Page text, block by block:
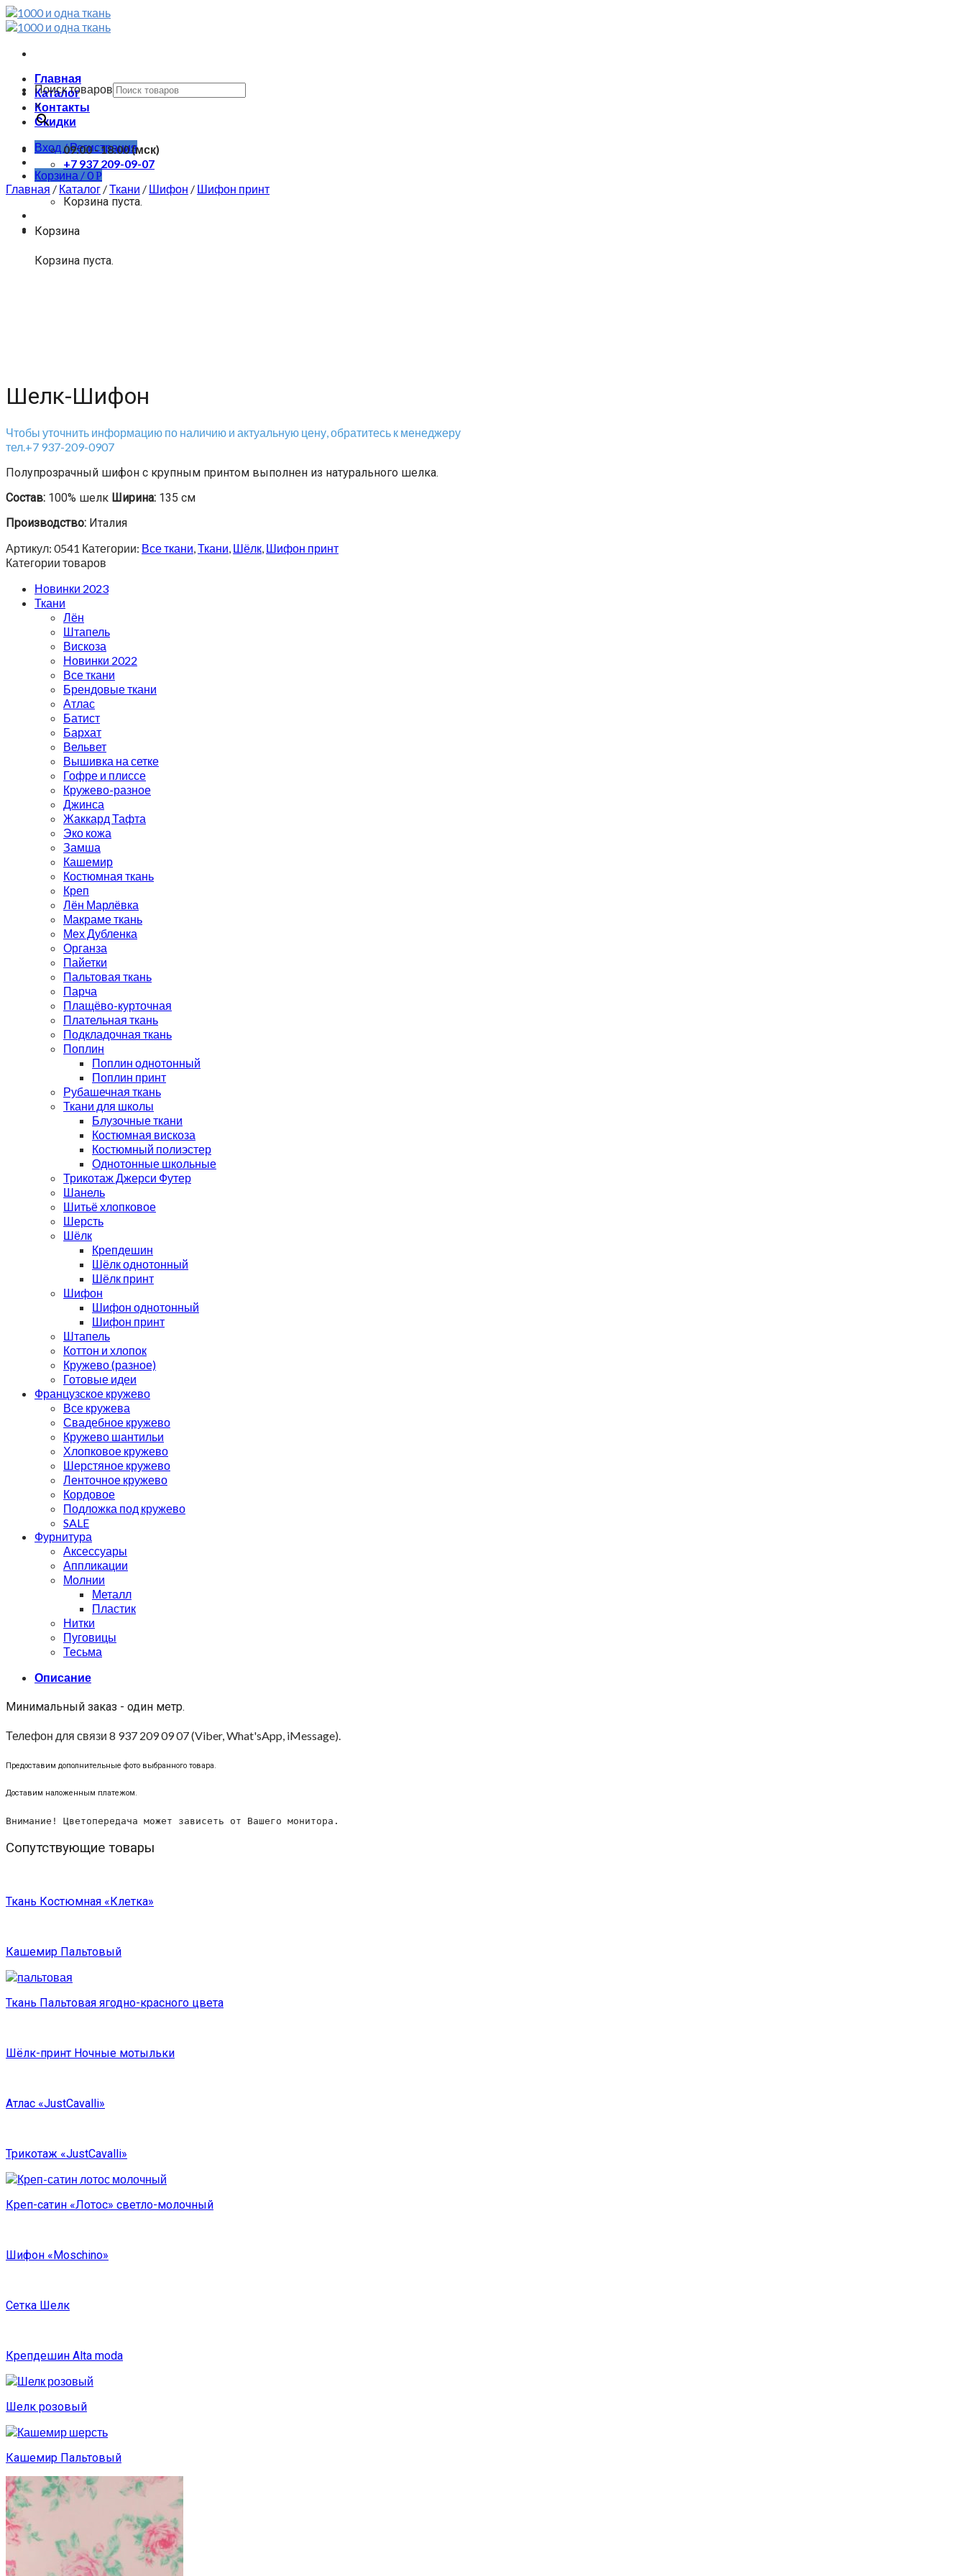
Skip
to
Главная
Каталог
Контакты
Скидки
Вход / Регистрация
Корзина /0Р
Корзина пуста.
Корзина
Корзина пуста.
Поиск товаров
×
09:00 - 18:00 (мск)
+7 937 209-09-07
Главная / Каталог /Ткани / Шифон / Шифон принт
Шелк-Шифон
Чтобы уточнить информацию по наличию и актуальную цену, обратитесь к менеджеру
тел.+7 937-209-0907
Полупрозрачный шифон с крупным принтом выполнен из натурального шелка.
Состав: 100% шелк Ширина: 135 см
Производство: Италия
Артикул: 0541 Категории: Все ткани,Ткани, Шёлк, Шифон принт
Категории товаров
Новинки 2023
Ткани
Лён
Штапель
Вискоза
Новинки 2022
Все ткани
Брендовые ткани
Атлас
Батист
Бархат
Вельвет
Вышивка на сетке
Гофре и плиссе
Кружево-разное
Джинса
Жаккард Тафта
Эко кожа
Замша
Кашемир
Костюмная ткань
Креп
Лён Марлёвка
Макраме ткань
Мех Дубленка
Органза
Пайетки
Пальтовая ткань
Парча
Плащёво-курточная
Плательная ткань
Подкладочная ткань
Поплин
Поплин однотонный
Поплин принт
Рубашечная ткань
Ткани для школы
Блузочные ткани
Костюмная вискоза
Костюмный полиэстер
Однотонные школьные
Трикотаж Джерси Футер
Шанель
Шитьё хлопковое
Шерсть
Шёлк
Крепдешин
Шёлк однотонный
Шёлк принт
Шифон
Шифон однотонный
Шифон принт
Штапель
Коттон и хлопок
Кружево (разное)
Готовые идеи
Французское кружево
Все кружева
Свадебное кружево
Кружево шантильи
Хлопковое кружево
Шерстяное кружево
Ленточное кружево
Кордовое
Подложка под кружево
SALE
Фурнитура
Аксессуары
Аппликации
Молнии
Металл
Пластик
Нитки
Пуговицы
Тесьма
Описание
Минимальный заказ - один метр.
Телефон для связи 8 937 209 09 07 (Viber, What'sApp, iMessage).
Предоставим дополнительные фото выбранного товара.
Доставим наложенным платежом.
Внимание! Цветопередача может зависеть от Вашего монитора.
Сопутствующие товары
Ткань Костюмная «Клетка»
Кашемир Пальтовый
Ткань Пальтовая ягодно-красного цвета
Шёлк-принт Ночные мотыльки
Атлас «JustCavalli»
Трикотаж «JustCavalli»
Креп-сатин «Лотос» светло-молочный
Шифон «Moschino»
Сетка Шелк
Крепдешин Alta moda
Шелк розовый
Кашемир Пальтовый